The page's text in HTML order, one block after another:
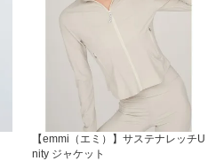
【emmi（エミ）】サステナレッチU
nity ジャケット